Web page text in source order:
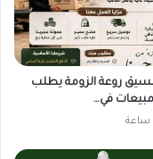
روعة الزومة يطلب
في…